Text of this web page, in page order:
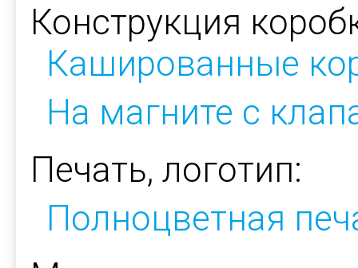
Конструкция
Кашированные
На магните с
Печать, логотип:
Полноцветная